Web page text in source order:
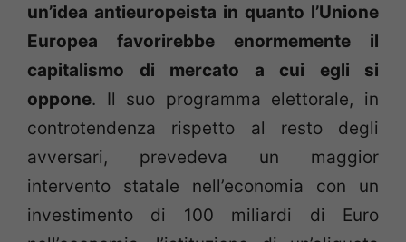
un’idea antieuropeista in quanto l’Unione
Europea favorirebbe enormemente il
capitalismo di mercato a cui egli si
oppone. Il suo programma elettorale, in
controtendenza rispetto al resto degli
avversari, prevedeva un maggior
intervento statale nell’economia con un
investimento di 100 miliardi di Euro